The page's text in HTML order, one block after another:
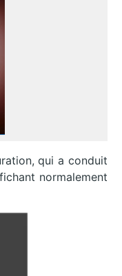
qui a conduit
normalement